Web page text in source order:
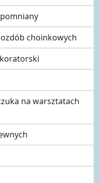
choinkowych
na warsztatach